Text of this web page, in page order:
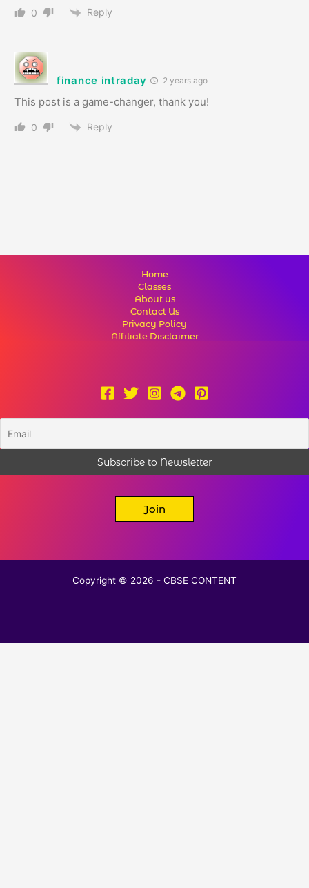
0 Reply
finance intraday 2 years ago
This post is a game-changer, thank you!
0 Reply
Home
Classes
About us
Contact Us
Privacy Policy
Affiliate Disclaimer
Join
Copyright © 2026 - CBSE CONTENT